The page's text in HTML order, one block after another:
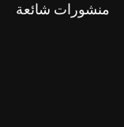
منشورات شائعة